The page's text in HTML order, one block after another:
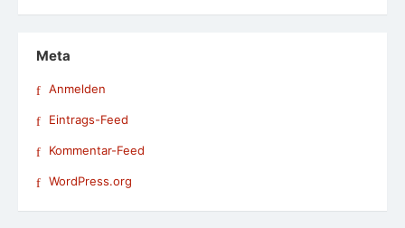
Meta
Anmelden
Eintrags-Feed
Kommentar-Feed
WordPress.org